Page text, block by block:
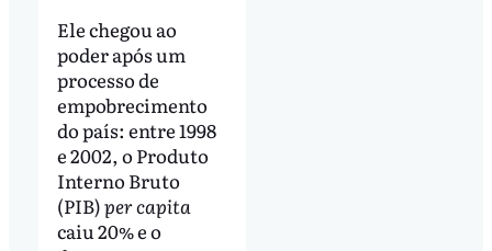
Ele chegou ao
poder após um
processo de
empobrecimento
do país: entre 1998
e 2002, o Produto
Interno Bruto
(PIB)per capita
caiu 20% e o